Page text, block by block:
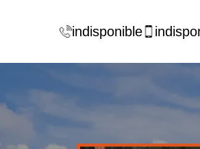
indisponible